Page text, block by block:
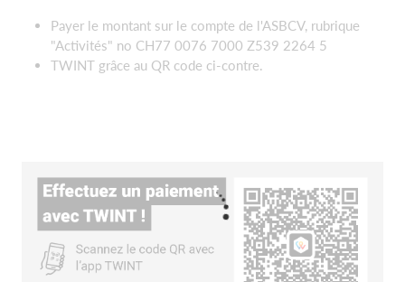
Payer le montant sur le compte de l'ASBCV, rubrique
"Activités" no CH77 0076 7000 Z539 2264 5
TWINT grâce au QR code ci-contre.